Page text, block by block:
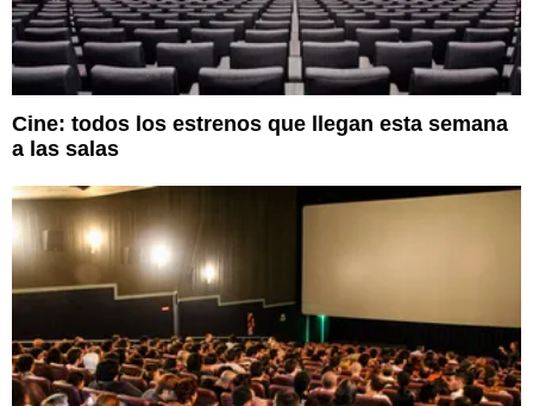
Cine: todos los estrenos que llegan esta semana
a las salas